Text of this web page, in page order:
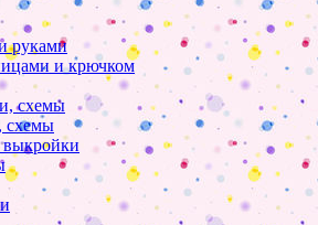
руками
и крючком
схемы
схемы